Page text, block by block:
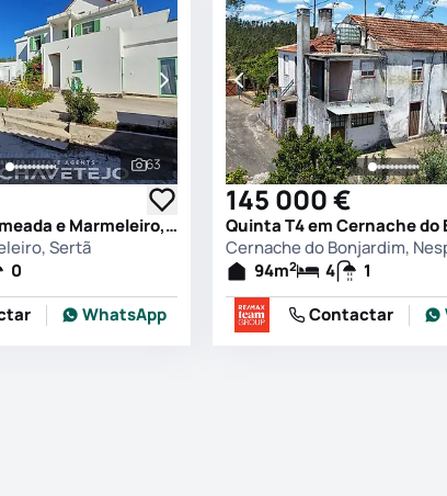
Ver todas as fotografias
63
Quinta T0 em Cumeada e Marmeleiro, Sertã
Sertã
0
WhatsApp
145 000 €
94m2 4
1
Contactar